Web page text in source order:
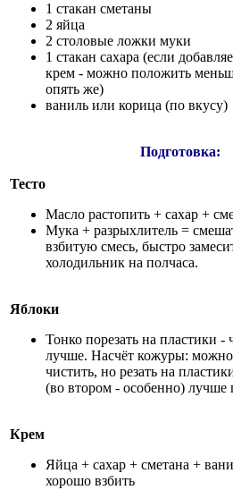
1 стакан сметаны
2 яйца
2 столовые ложки муки
1 стакан сахара (если
крем - можно положить
опять же)
ваниль или корица (по вкусу)
Подготовка:
Тесто
Масло растопить + сахар +
Мука + разрыхлитель =
взбитую смесь, быстро
холодильник на полчаса.
Яблоки
Тонко порезать на пластики -
лучше. Насчёт кожуры:
чистить, но резать на
(во втором - особенно) лучше
Крем
Яйца + сахар + сметана +
хорошо взбить